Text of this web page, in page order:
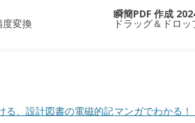
変換
瞬簡PDF 作成
ドラッグ＆ドロ
る、設計図書の電磁的記マンガでわかる